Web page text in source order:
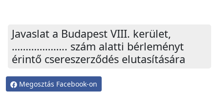
Javaslat a Budapest VIII. kerület,
……………….. szám alatti bérleményt
érintő csereszerződés elutasítására
Megosztás Facebook-on